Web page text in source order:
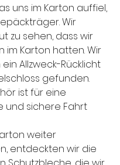
uns im Karton auffiel,
Wir
zu sehen, dass wir
im Karton hatten. Wir
Allzweck-Rücklicht
gefunden.
ist für eine
und sichere Fahrt
weiter
entdeckten wir die